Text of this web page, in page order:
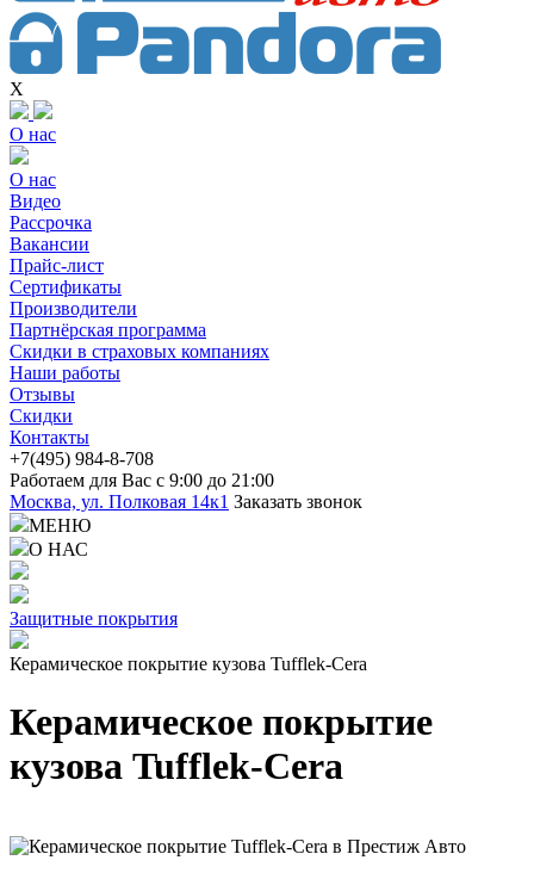
X
О нас
О нас
Видео
Рассрочка
Вакансии
Прайс-лист
Сертификаты
Производители
Партнёрская программа
Скидки в страховых компаниях
Наши работы
Отзывы
Скидки
Контакты
+7(495) 984-8-708
Работаем для Вас с 9:00 до 21:00
Москва, ул. Полковая 14к1 Заказать звонок
МЕНЮ
О НАС
Защитные покрытия
Керамическое покрытие кузова Tufflek-Cera
Керамическое покрытие
кузова Tufflek-Cera